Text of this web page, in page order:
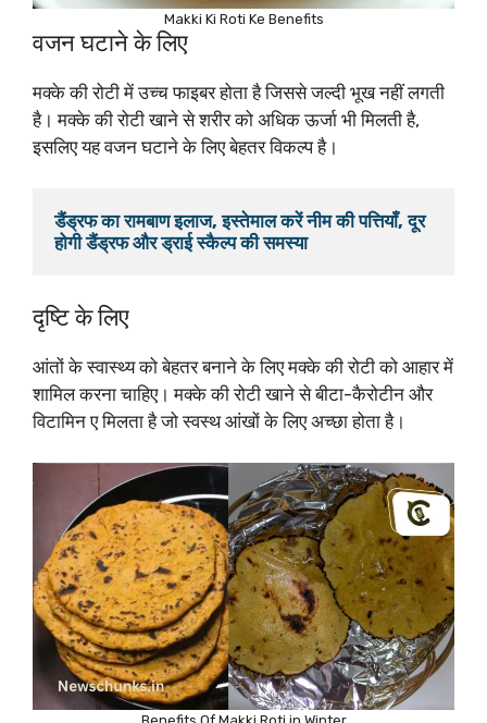
Makki Ki Roti Ke Benefits
वजन घटाने के लिए
मक्के की रोटी में उच्च फाइबर होता है जिससे जल्दी भूख नहीं लगती
है। मक्के की रोटी खाने से शरीर को अधिक ऊर्जा भी मिलती है,
इसलिए यह वजन घटाने के लिए बेहतर विकल्प है।
डैंड्रफ का रामबाण इलाज, इस्तेमाल करें नीम की पत्तियाँ, दूर
होगी डैंड्रफ और ड्राई स्कैल्प की समस्या
दृष्टि के लिए
आंतों के स्वास्थ्य को बेहतर बनाने के लिए मक्के की रोटी को आहार में
शामिल करना चाहिए। मक्के की रोटी खाने से बीटा-कैरोटीन और
विटामिन ए मिलता है जो स्वस्थ आंखों के लिए अच्छा होता है।